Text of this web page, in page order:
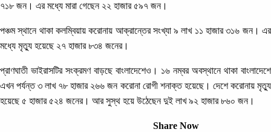
৭১৮ জন। এর মধ্যে মারা গেছেন ২২ হাজার ৫৯৭ জন।
পঞ্চম স্থানে থাকা কলম্বিয়ায় করোনায় আক্রান্তের সংখ্যা ৯ লাখ ১১ হাজার ৩১৬ জন। এর
মধ্যে মৃত্যু হয়েছে ২৭ হাজার ৮৩৪ জনের।
প্রাণঘাতী ভাইরাসটির সংক্রমণ বাড়ছে বাংলাদেশেও। ১৬ নম্বর অবস্থানে থাকা বাংলাদেশে
এখন পর্যন্ত ৩ লাখ ৭৮ হাজার ২৬৬ জন করোনা রোগী শনাক্ত হয়েছে। দেশে করোনায় মৃত্যু
হয়েছে ৫ হাজার ৫২৪ জনের। আর সুস্থ হয়ে উঠেছেন দুই লাখ ৯২ হাজার ৮৬০ জন।
Share Now